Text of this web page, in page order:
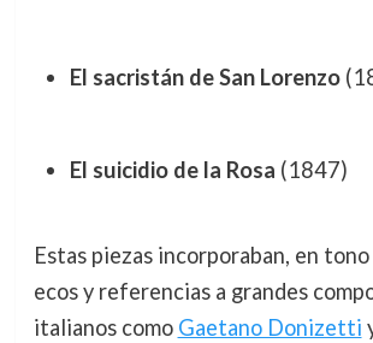
El sacristán de San Lorenzo
El suicidio de la Rosa (1847)
Estas piezas incorporaban, en
ecos y referencias a grandes
italianos como Gaetano Donizetti